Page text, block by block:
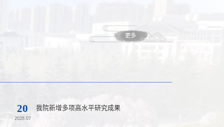
更多
20
2026.07
我院新增多项高水平研究成果